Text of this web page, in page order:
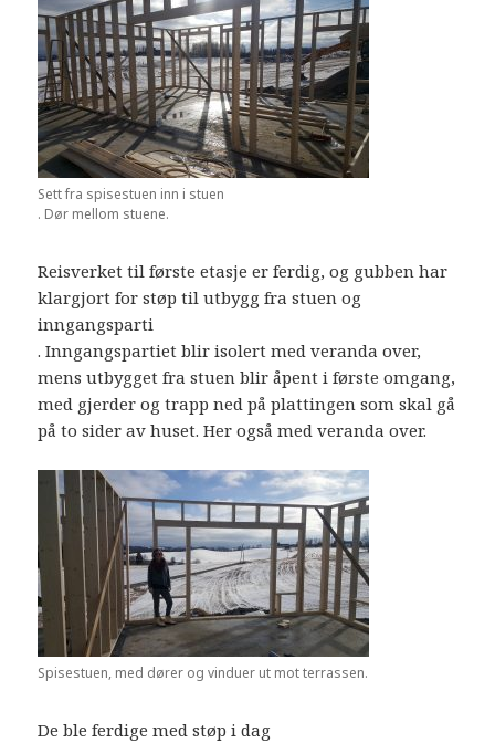
Sett fra spisestuen inn i stuen
. Dør mellom stuene.
Reisverket til første etasje er ferdig, og gubben har
klargjort for støp til utbygg fra stuen og
inngangsparti
. Inngangspartiet blir isolert med veranda over,
mens utbygget fra stuen blir åpent i første omgang,
med gjerder og trapp ned på plattingen som skal gå
på to sider av huset. Her også med veranda over.
Spisestuen, med dører og vinduer ut mot terrassen.
De ble ferdige med støp i dag